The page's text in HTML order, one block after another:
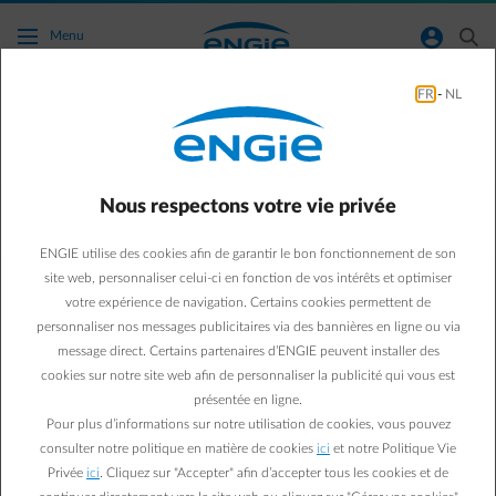
Accéder au contenu principal
Menu normal-account-circle search
J'ai une batterie domestique qui se charge
par l'énergie solaire excédentaire. Comment
cela fonctionne-t-il en combinaison avec la
arrow-left Aller à la page contact
C'est bien que vous ayez investi dans une batterie domestique !
Soyez prudent avec la fonctionnalité de « Recharge solaire ».
Comme nous n'avons pas de connexion à votre batterie
domestique via la Smart App d’ENGIE, nous ne pouvons pas la
contrôler. Cela signifie que si vous activez le mode « recharge
solaires », votre voiture et votre batterie peuvent commencer à se
FR - NL
Nous respectons votre vie privée
ENGIE utilise des cookies afin de garantir le bon fonctionnement de son
site web, personnaliser celui-ci en fonction de vos intérêts et optimiser
votre expérience de navigation. Certains cookies permettent de
personnaliser nos messages publicitaires via des bannières en ligne ou via
message direct. Certains partenaires d’ENGIE peuvent installer des
cookies sur notre site web afin de personnaliser la publicité qui vous est
présentée en ligne.
Pour plus d’informations sur notre utilisation de cookies, vous pouvez
consulter notre politique en matière de cookies ici et notre Politique Vie
Privée ici . Cliquez sur "Accepter" afin d’accepter tous les cookies et de